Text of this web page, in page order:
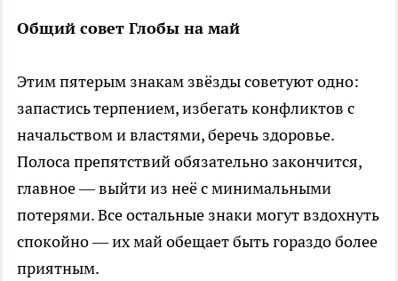
Общий совет Глобы на май
Этим пятерым знакам звёзды советуют одно:
запастись терпением, избегать конфликтов с
начальством и властями, беречь здоровье.
Полоса препятствий обязательно закончится,
главное — выйти из неё с минимальными
потерями. Все остальные знаки могут вздохнуть
спокойно — их май обещает быть гораздо более
приятным.